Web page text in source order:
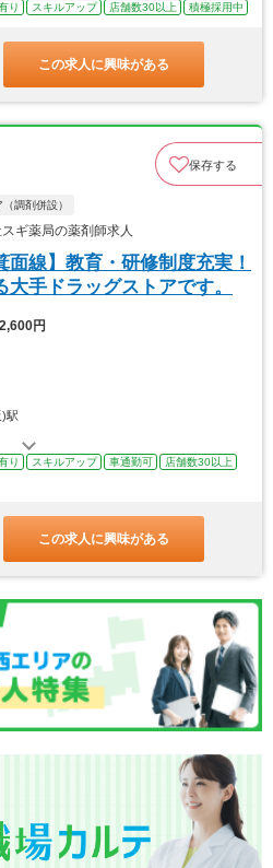
り スキルアップ 店舗数30以上 積極採用中
この求人に興味がある
保存する
調剤併設）
ギ薬局の薬剤師求人
面線】教育・研修制度充実！
手ドラッグストアです。
円
駅
り スキルアップ 車通勤可
店舗数30以上
この求人に興味がある